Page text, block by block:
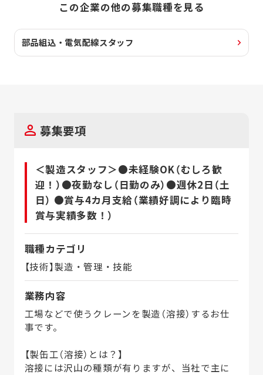
この企業の他の募集職種を見る
部品組込・電気配線スタッフ
募集要項
＜製造スタッフ＞●未経験OK（むしろ歓
迎！）●夜勤なし（日勤のみ）●週休2日（土
日） ●賞与4カ月支給（業績好調により臨時
賞与実績多数！）
職種カテゴリ
【技術】製造・管理・技能
業務内容
工場などで使うクレーンを製造（溶接）するお仕
事です。
【製缶工（溶接）とは？】
溶接には沢山の種類が有りますが、当社で主に